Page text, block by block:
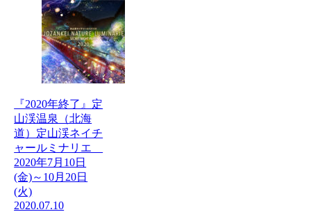
『2020年終了』定
山渓温泉（北海
道）定山渓ネイチ
ャールミナリエ
2020年7月10日
(金)～10月20日
(火)
2020.07.10